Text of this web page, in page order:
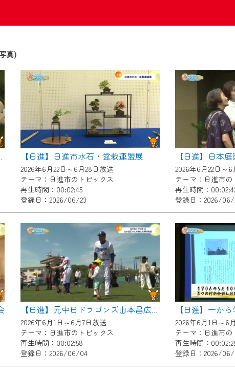
真)
づくり講習会 【日進】日進市水石・盆栽連盟展
2026年6月22日～6月28日放送
テーマ：日進市のトピックス
再生時間：00:02:45
登録日：2026/06/23
2026年6月22日～
テーマ：日進市の
再生時間：
登録日：2026/06/
【日進】元中日ドラゴンズ山本昌広さんが教える野球教室
2026年6月1日～6月7日放送
テーマ：日進市のトピックス
再生時間：00:02:58
登録日：2026/06/04
2026年6月1日～6
テーマ：日進市の
再生時間：
登録日：2026/
お知らせ
Web TV』は2024年9月24日からリニューアルしま
、お住まいの地域の動画コンテンツが一目瞭然。
ラウザから、いつでも・どこでも・外出先でも！
20市町の地域情報番組をご視聴いただけます！
ご加入者様へのサービス向上のため、
利用いただくには、一部コンテンツを除き、
入と『CCNetマイページ※』へのログインが必要と
程よろしくお願いいたします。
ンには、MyIDが必要となります。
TVを含むCCNetの各種サービスをご利用頂くため
るメールアドレスで設定できます。
フリーメールアドレスでも作成可能です）
ン・MyIDの新規登録は
中の方は引き続きご視聴いただけます。